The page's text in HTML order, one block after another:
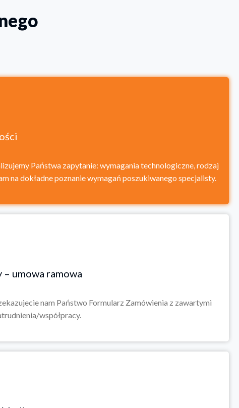
Państwa zapytanie: wymagania technologiczne, rodzaj
na dokładne poznanie wymagań poszukiwanego specjalisty.
umowa ramowa
nam Państwo Formularz Zamówienia z zawartymi
współpracy.